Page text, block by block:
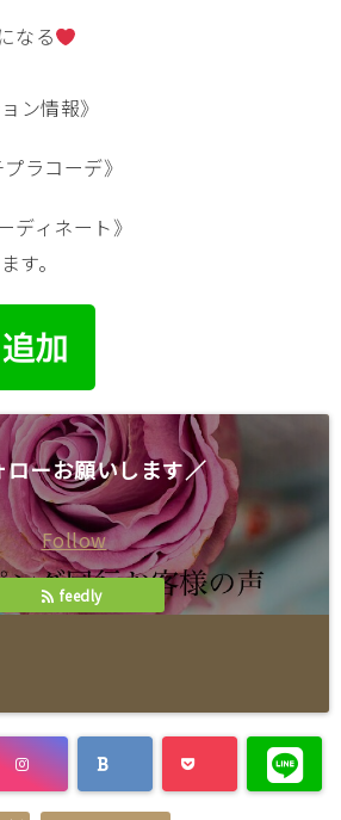
なる
ン情報》
ラコーデ》
ディネート》
す。
ローお願いします／
Follow
feedly